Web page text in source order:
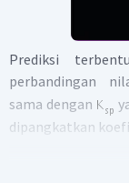
Prediksi
perbandingan
sama dengan
dipangkatkan